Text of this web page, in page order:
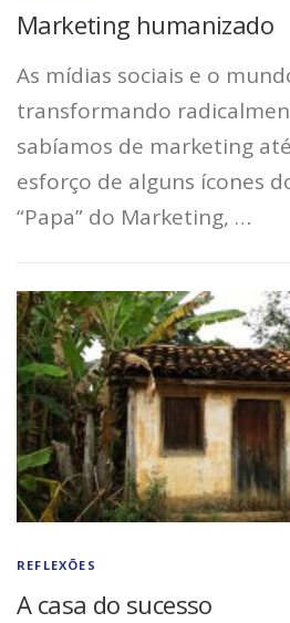
Marketing humanizado
As mídias sociais e o
transformando
sabíamos de marketing
esforço de alguns ícones
“Papa” do Marketing, …
REFLEXÕES
A casa do sucesso